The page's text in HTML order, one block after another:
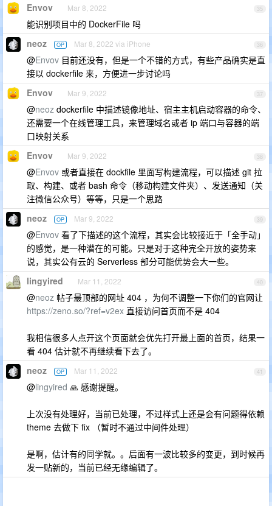
35
Envov Mar 8, 2022
能识别项目中的 DockerFile 吗
36
neoz OP Mar 8, 2022 via iPhone
@Envov 目前还没有，但是一个不错的方式，有些产品确实是直
接以 dockerfile 来，方便进一步讨论吗
37
Envov Mar 9, 2022
@neoz dockerfile 中描述镜像地址、宿主主机启动容器的命令、
还需要一个在线管理工具，来管理域名或者 ip 端口与容器的端
口映射关系
38
Envov Mar 9, 2022
@Envov 或者直接在 dockfile 里面写构建流程，可以描述 git 拉
取、构建、或者 bash 命令（移动构建文件夹）、发送通知（关
注微信公众号）等等，只是一个思路
39
neoz OP Mar 9, 2022
@Envov 看了下描述的这个流程，其实会比较接近于「全手动」
的感觉，是一种潜在的可能。只是对于这种完全开放的姿势来
说，其实公有云的 Serverless 部分可能优势会大一些。
40
lingyired Mar 11, 2022
@neoz 帖子最顶部的网址 404 ，为何不调整一下你们的官网让
https://zeno.so/?ref=v2ex 直接访问首页而不是 404
我相信很多人点开这个页面就会优先打开最上面的首页，结果一
看 404 估计就不再继续看下去了。
41
neoz OP Mar 11, 2022
@lingyired 🙏 感谢提醒。
上次没有处理好，当前已处理，不过样式上还是会有问题得依赖
theme 去做下 fix （暂时不通过中间件处理）
是啊，估计有的同学就。。后面有一波比较多的变更，到时候再
发一贴新的，当前已经无缘编辑了。